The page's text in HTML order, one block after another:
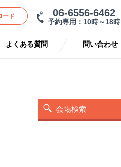
ード 06-6556-6462
予約専用：10時～18時
よくある質問 問い合わせ
会場検索